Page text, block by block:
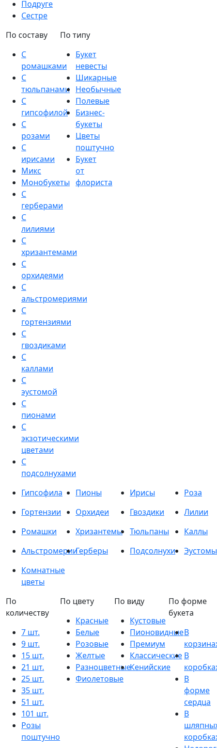
Подруге
Сестре
По составу
С
ромашками
С
тюльпанами
С
гипсофилой
С
розами
С
ирисами
Микс
Монобукеты
С
герберами
С
лилиями
С
хризантемами
С
орхидеями
С
альстромериями
С
гортензиями
С
гвоздиками
С
каллами
С
эустомой
С
пионами
С
экзотическими
цветами
С
подсолнухами
По типу
Букет
невесты
Шикарные
Необычные
Полевые
Бизнес-
букеты
Цветы
поштучно
Букет
от
флориста
Гипсофила Пионы Ирисы
Роза
Гортензии
Орхидеи Гвоздики
Лилии
Ромашки
Хризантемы Тюльпаны
Каллы
АльстромерииГерберы Подсолнухи
Эустомы
Комнатные
цветы
По
количеству
7 шт.
9 шт.
15 шт.
21 шт.
25 шт.
35 шт.
51 шт.
101 шт.
Розы
поштучно
По цвету
Красные
Белые
Розовые
Желтые
Разноцветные
Фиолетовые
По виду
Кустовые
Пионовидные
Премиум
Классические
Кенийские
По форме
букета
В
В
В
форме
сердца
В